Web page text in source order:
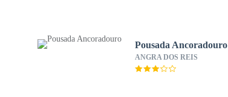
Pousada Ancoradouro
ANGRA DOS REIS